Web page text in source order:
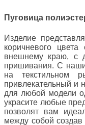
Пуговица
Изделие
коричневого цвета
внешнему краю, с
пришивания. С
на текстильном
привлекательный и
для любой модели
украсите любые
позволят вам
между собой